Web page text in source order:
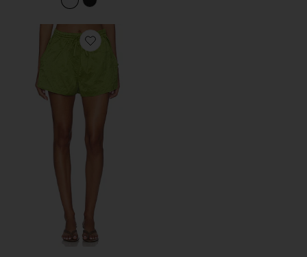
Favorite Camden Short